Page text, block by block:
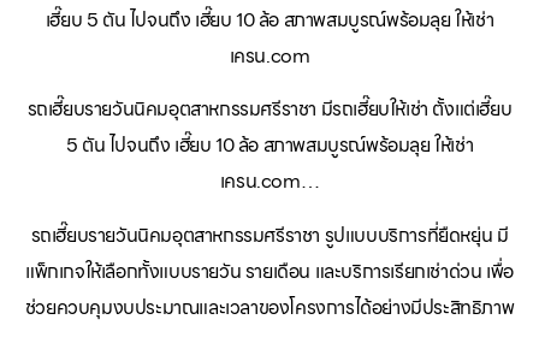
เฮี๊ยบ 5 ตัน ไปจนถึง เฮี๊ยบ 10 ล้อ สภาพสมบูรณ์พร้อมลุย ให้เช่า
เครน.com
รถเฮี๊ยบรายวันนิคมอุตสาหกรรมศรีราชา มีรถเฮี๊ยบให้เช่า ตั้งแต่เฮี๊ยบ
5 ตัน ไปจนถึง เฮี๊ยบ 10 ล้อ สภาพสมบูรณ์พร้อมลุย ให้เช่า
เครน.com…
รถเฮี๊ยบรายวันนิคมอุตสาหกรรมศรีราชา รูปแบบบริการที่ยืดหยุ่น มี
แพ็กเกจให้เลือกทั้งแบบรายวัน รายเดือน และบริการเรียกเช่าด่วน เพื่อ
ช่วยควบคุมงบประมาณและเวลาของโครงการได้อย่างมีประสิทธิภาพ